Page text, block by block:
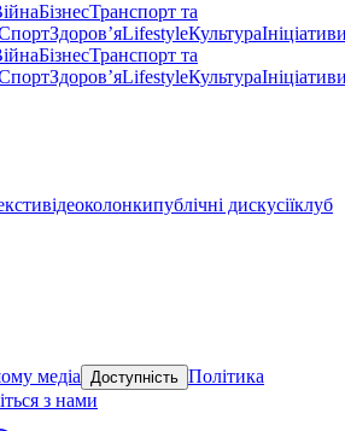
БізнесТранспорт та
ЗдоровʼяLifestyleКультура
БізнесТранспорт та
ЗдоровʼяLifestyleКультура
відеоколонкипублічні дискусіїклуб
медіа Доступність Політика
з нами